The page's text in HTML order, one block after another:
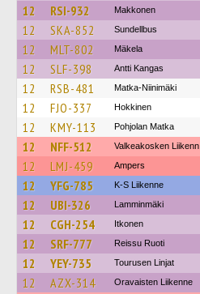
12 RSI-932 Makkonen
12 SKA-852 Sundellbus
12 MLT-802 Mäkela
12 SLF-398 Antti Kangas
12 RSB-481 Matka-Niinimäki
12 FJO-337 Hokkinen
12 KMY-113 Pohjolan Matka
12 NFF-512 Valkeakosken Liikenn
12 LMJ-459 Ampers
12 YFG-785 K-S Liikenne
12 UBI-326 Lamminmäki
12 CGH-254 Itkonen
12 SRF-777 Reissu Ruoti
12 YEY-735 Tourusen Linjat
12 AZX-314 Oravaisten Liikenne